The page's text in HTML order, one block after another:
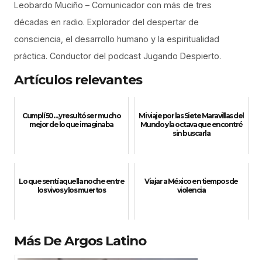
Leobardo Muciño – Comunicador con más de tres
décadas en radio. Explorador del despertar de
consciencia, el desarrollo humano y la espiritualidad
práctica. Conductor del podcast Jugando Despierto.
Artículos relevantes
Cumplí 50… y resultó ser mucho
mejor de lo que imaginaba
Mi viaje por las Siete Maravillas del
Mundo y la octava que encontré
sin buscarla
Lo que sentí aquella noche entre
los vivos y los muertos
Viajar a México en tiempos de
violencia
Más De Argos Latino